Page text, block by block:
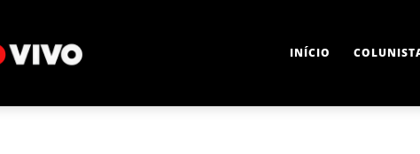
INÍCIO